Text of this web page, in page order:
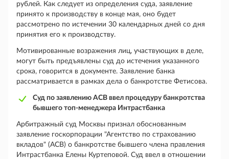
рублей. Как следует из определения суда, заявление
принято к производству в конце мая, оно будет
рассмотрено по истечении 30 календарных дней со дня
принятия его к производству.
Мотивированные возражения лиц, участвующих в деле,
могут быть предъявлены суд до истечения указанного
срока, говорится в документе. Заявление банка
рассматривается в рамках дела о банкротстве Фетисова.
Суд по заявлению АСВ ввел процедуру банкротства
бывшего топ-менеджера Интрастбанка
Арбитражный суд Москвы признал обоснованным
заявление госкорпорации "Агентство по страхованию
вкладов" (АСВ) о банкротстве бывшего члена правления
Интрастбанка Елены Куртеповой. Суд ввел в отношении